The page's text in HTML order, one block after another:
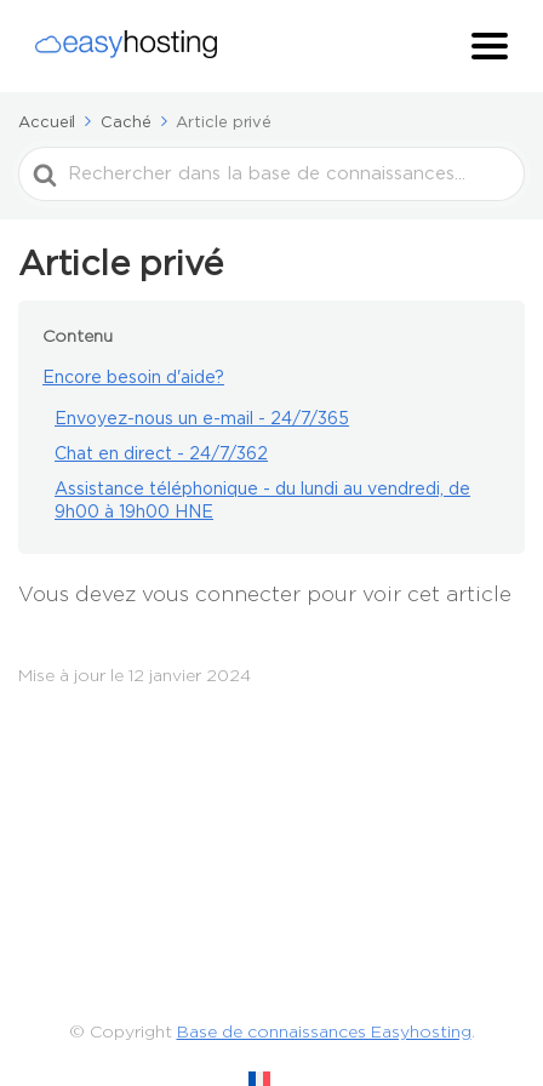
Accueil Caché Article privé
Rechercher
Article privé
Contenu
Encore besoin d'aide?
Envoyez-nous un e-mail - 24/7/365
Chat en direct - 24/7/362
Assistance téléphonique - du lundi au vendredi, de
9h00 à 19h00 HNE
Vous devez vous connecter pour voir cet article
Mise à jour le 12 janvier 2024
© Copyright Base de connaissances Easyhosting